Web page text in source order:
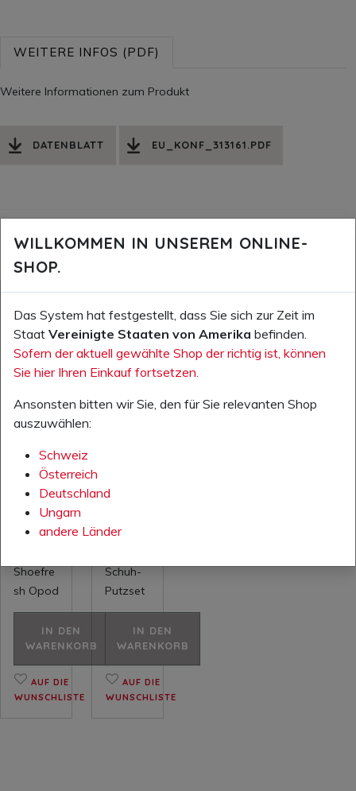
WEITERE INFOS (PDF)
Weitere Informationen zum Produkt
DATENBLATT EU_KONF_313161.PDF
PASSENDES ZUBEHÖR
Ihr
exkl.
MwSt.:
0 €
Artikeln
ummer:
84.320.0
Shoefre
sh Opod
IN DEN
WARENKORB
AUF DIE
WUNSCHLISTE
Ihr
exkl.
ummer:
0
Schuh-
Putzset
IN DEN
WARENKORB
AUF DIE
WUNSCHLISTE
WILLKOMMEN IN UNSEREM ONLINE-
SHOP.
Das System hat festgestellt, dass Sie sich zur Zeit im
Staat Vereinigte Staaten von Amerika befinden.
Sofern der aktuell gewählte Shop der richtig ist, können
Sie hier Ihren Einkauf fortsetzen.
Ansonsten bitten wir Sie, den für Sie relevanten Shop
auszuwählen:
Schweiz
Österreich
Deutschland
Ungarn
andere Länder